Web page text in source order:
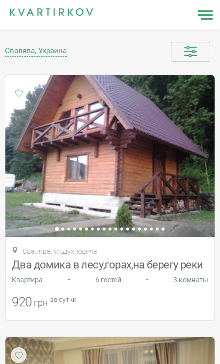
Свалява, Украина
Свалява, ул.Духновича
Два домика в лесу,горах,на берегу реки
Квартира • 6 гостей • 3 комнаты
920 грн за сутки